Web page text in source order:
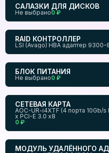
САЛАЗКИ ДЛЯ ДИСКОВ
Не выбрано0 ₽
RAID КОНТРОЛЛЕР
LSI (Avago) HBA адаптер 9300-
БЛОК ПИТАНИЯ
Не выбрано0 ₽
СЕТЕВАЯ КАРТА
AOC-UR-i4XTF (4 порта 10Gb/
x PCI-E 3.0 x8
0 ₽
МОДУЛЬ УДАЛЁННОГО